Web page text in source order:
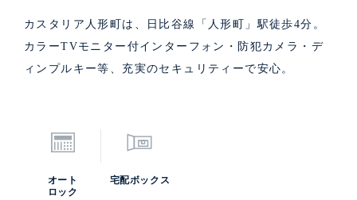
カスタリア人形町は、日比谷線「人形町」駅徒歩4分。
カラーTVモニター付インターフォン・防犯カメラ・デ
ィンプルキー等、充実のセキュリティーで安心。
オート
ロック
宅配ボックス